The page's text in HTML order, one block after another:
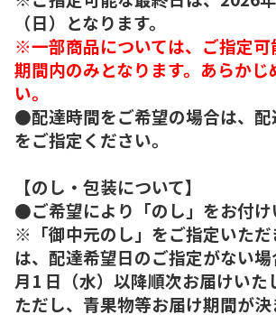
（日）となります。
※一部商品については、ご指定可
期間内のみとなります。あらかじ
い。
●配達時間をご希望の場合は、配
をご指定ください。
【のし・包装について】
●ご希望により「のし」をお付け
※「御中元のし」をご指定いただ
は、配達希望日のご指定がない
月1 日（水）以降順次お届けいた
ただし、青果物等お届け期間が